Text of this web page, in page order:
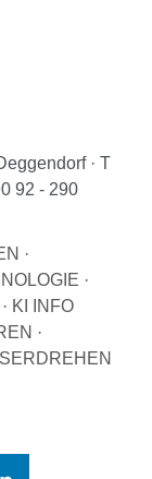
· T
92 - 290
·
·
· KI INFO
·